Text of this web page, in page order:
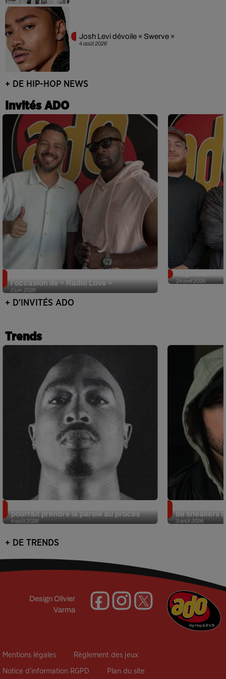
4 août 2026
Josh Levi dévoile « Swerve »
+ DE HIP-HOP NEWS
Invités ADO
2 juin 2026
l'occasion de « Radio Love »
24 avril 2026
+ D'INVITÉS ADO
Trends
4 août 2026
pourrait prendre la parole au procès
3 août 2026
de sneakers
+ DE TRENDS
Design Olivier
Varma
Mentions légales Règlement des jeux
Notice d’information RGPD Plan du site